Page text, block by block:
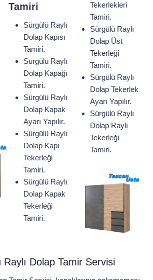
Tamiri
Sürgülü Raylı
Dolap Kapısı
Tamiri.
Sürgülü Raylı
Dolap Kapağı
Tamiri.
Sürgülü Raylı
Dolap Kapak
Ayarı Yapılır.
Sürgülü Raylı
Dolap Kapı
Tekerleği
Tamiri.
Sürgülü Raylı
Dolap Kapak
Tekerleği
Tamiri.
Tekerlekleri
Tamiri.
Sürgülü Raylı
Dolap Üst
Tekerleği
Tamiri.
Sürgülü Raylı
Dolap Tekerlek
Ayarı Yapılır.
Sürgülü Raylı
Dolap Raylı
Tekerleği
Tamiri.
Raylı Dolap Tamir Servisi